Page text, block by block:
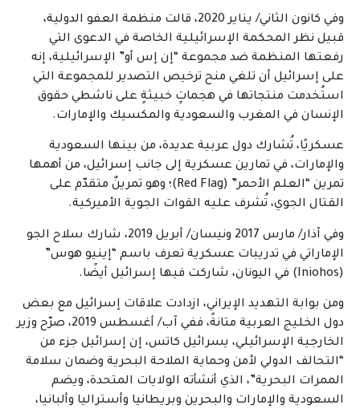
وفي كانون الثاني/ يناير 2020، قالت منظمة العفو الدولية،
قبيل نظر المحكمة الإسرائيلية الخاصة في الدعوى التي
رفعتها المنظمة ضد مجموعة “إن إس أو” الإسرائيلية، إنه
على إسرائيل أن تلغي منح ترخيص التصدير للمجموعة التي
استُخدمت منتجاتها في هجماتٍ خبيثةٍ على ناشطي حقوق
الإنسان في المغرب والسعودية والمكسيك والإمارات.
عسكريًا، تُشارك دول عربية عديدة، من بينها السعودية
والإمارات، في تمارين عسكرية إلى جانب إسرائيل، من أهمها
تمرين “العلم الأحمر” (Red Flag)؛ وهو تمرينٌ متقدّم على
القتال الجوي، تُشرف عليه القوات الجوية الأميركية.
وفي آذار/ مارس 2017 ونيسان/ أبريل 2019، شارك سلاح الجو
الإماراتي في تدريبات عسكرية تعرف باسم “إينيو هوس”
(Iniohos) في اليونان، شاركت فيها إسرائيل أيضًا.
ومن بوابة التهديد الإيراني، ازدادت علاقات إسرائيل مع بعض
دول الخليج العربية متانةً، ففي آب/ أغسطس 2019، صرّح وزير
الخارجية الإسرائيلي، يسرائيل كاتس، إن إسرائيل جزء من
“التحالف الدولي لأمن وحماية الملاحة البحرية وضمان سلامة
الممرات البحرية”، الذي أنشأته الولايات المتحدة، ويضم
السعودية والإمارات والبحرين وبريطانيا وأستراليا وألبانيا،